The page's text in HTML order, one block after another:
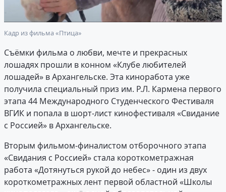
Кадр из фильма «Птица»
Съёмки фильма о любви, мечте и прекрасных
лошадях прошли в конном «Клубе любителей
лошадей» в Архангельске. Эта киноработа уже
получила специальный приз им. Р.Л. Кармена первого
этапа 44 Международного Студенческого Фестиваля
ВГИК и попала в шорт-лист кинофестиваля «Свидание
с Россией» в Архангельске.
Вторым фильмом-финалистом отборочного этапа
«Свидания с Россией» стала короткометражная
работа «Дотянуться рукой до небес» - один из двух
короткометражных лент первой областной «Школы